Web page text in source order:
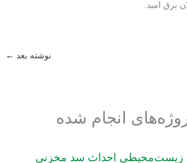
برق امید.
نوشته بعد ←
انجام شده
زیست‌محیطی احداث سد مخزنی